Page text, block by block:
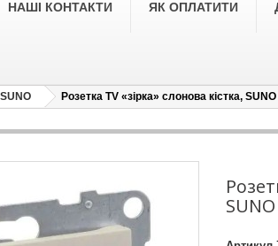
LEGRAND
Legrand Etika
Legrand Forix
НАШІ КОНТАКТИ ЯК ОПЛАТИТИ
Розетка TV «зірка» слонова кістка,